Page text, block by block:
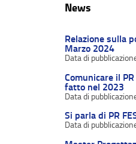
News
Relazione sulla
Marzo 2024
Comunicare il
fatto nel 2023
Si parla di PR